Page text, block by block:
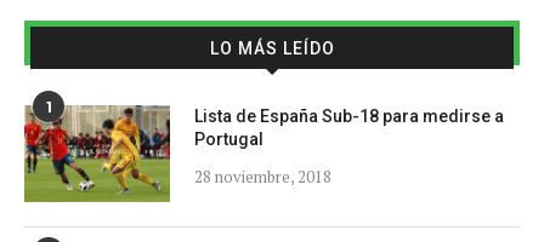
LO MÁS LEÍDO
1
Lista de España Sub-18 para medirse a
Portugal
28 noviembre, 2018